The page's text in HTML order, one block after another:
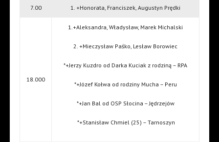
7.00 1. +Honorata, Franciszek, Augustyn Prędki
18.000
1.+Aleksandra, Władysław, Marek Michalski
2. +Mieczysław Paśko, Lesław Borowiec
*+Jerzy Kuzdro od Darka Kuciak z rodziną – RPA
*+Józef Kołwa od rodziny Mucha – Peru
*+Jan Bal od OSP Słocina – Jędrzejów
*+Stanisław Chmiel (25) – Tarnoszyn